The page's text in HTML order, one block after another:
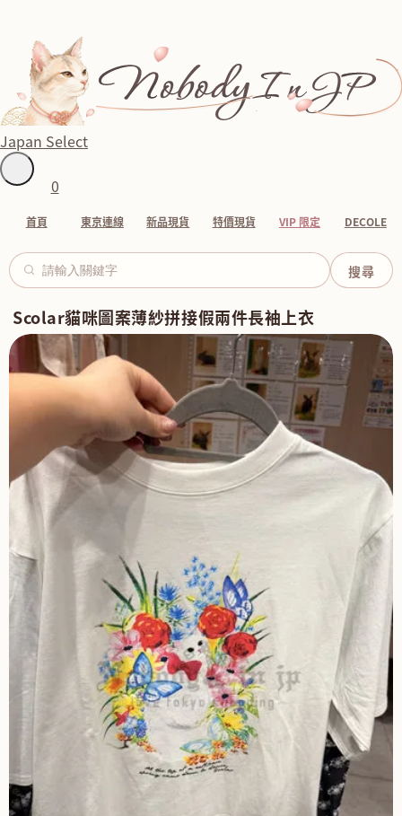
Japan Select
0
首頁 東京連線 新品現貨 特價現貨 VIP 限定 DECOLE
Scolar貓咪圖案薄紗拼接假兩件長袖上衣